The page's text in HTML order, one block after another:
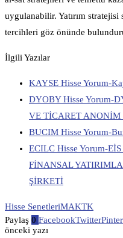
uygulanabilir. Yatırım stratejisi
tercihleri göz önünde
İlgili Yazılar
KAYSE Hisse Yorum-
DYOBY Hisse Yorum-
VE TİCARET ANONİM
BUCIM Hisse Yorum-
ECILC Hisse Yorum-
FİNANSAL
ŞİRKETİ
Hisse SenetleriMAKTK
Paylaş 0 FacebookTwitter
önceki yazı